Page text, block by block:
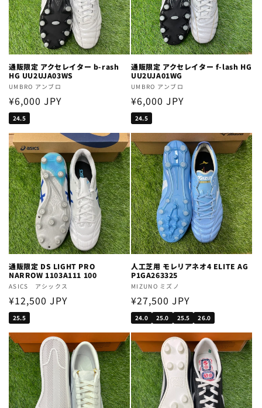
通販限定 アクセレイター b-rash
HG UU2UJA03WS
Vendor:
UMBRO アンブロ
Regular
price
¥6,000 JPY
24.5
通販限定 アクセレイター f-lash HG
UU2UJA01WG
Vendor:
UMBRO アンブロ
Regular
price
¥6,000 JPY
24.5
通販限定 DS LIGHT PRO
NARROW 1103A111 100
Vendor:
ASICS アシックス
Regular
price
¥12,500 JPY
25.5
人工芝用 モレリアネオ4 ELITE AG
P1GA263325
Vendor:
MIZUNO ミズノ
Regular
price
¥27,500 JPY
24.0 25.0 25.5 26.0